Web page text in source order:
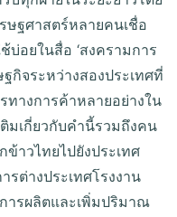
ษฐศาสตร์หลายคนเชื่อ
บ่อยในสื่อ ‘สงครามการ
กิจระหว่างสองประเทศที่
างการค้าหลายอย่างใน
มเกี่ยวกับคำนี้รวมถึงคน
าวไทยไปยังประเทศ
รต่างประเทศโรงงาน
ารผลิตและเพิ่มปริมาณ